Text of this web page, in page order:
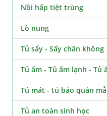
Nồi hấp tiệt trùng
Lò nung
Tủ sấy - Sấy chân không
Tủ ấm - Tủ ấm lạnh - Tủ
Tủ mát - tủ bảo quản
Tủ an toàn sinh học